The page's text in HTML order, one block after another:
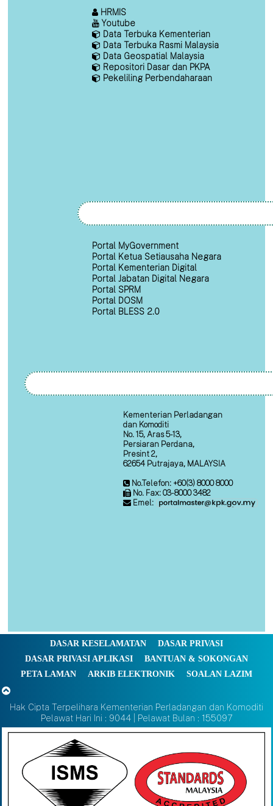
HRMIS
Youtube
Data Terbuka Kementerian
Data Terbuka Rasmi Malaysia
Data Geospatial Malaysia
Repositori Dasar dan PKPA
Pekeliling Perbendaharaan
Portal MyGovernment
Portal Ketua Setiausaha Negara
Portal Kementerian Digital
Portal Jabatan Digital Negara
Portal SPRM
Portal DOSM
Portal BLESS 2.0
Kementerian Perladangan
dan Komoditi
No. 15, Aras 5-13,
Persiaran Perdana,
Presint 2,
62654 Putrajaya, MALAYSIA
No.Telefon: +60(3) 8000 8000
No. Fax: 03-8000 3482
Emel:
DASAR KESELAMATAN
DASAR PRIVASI
DASAR PRIVASI APLIKASI
BANTUAN & SOKONGAN
PETA LAMAN
ARKIB ELEKTRONIK SOALAN LAZIM
Hak Cipta Terpelihara Kementerian Perladangan dan Komoditi
Pelawat Hari Ini : 9044 | Pelawat Bulan : 155097